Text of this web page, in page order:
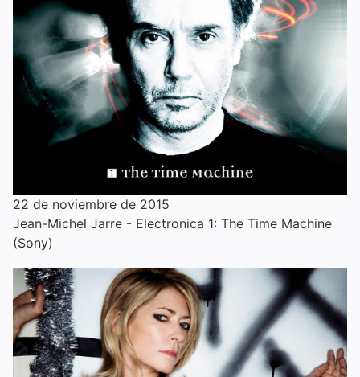
22 de noviembre de 2015
Jean-Michel Jarre - Electronica 1: The Time Machine
(Sony)